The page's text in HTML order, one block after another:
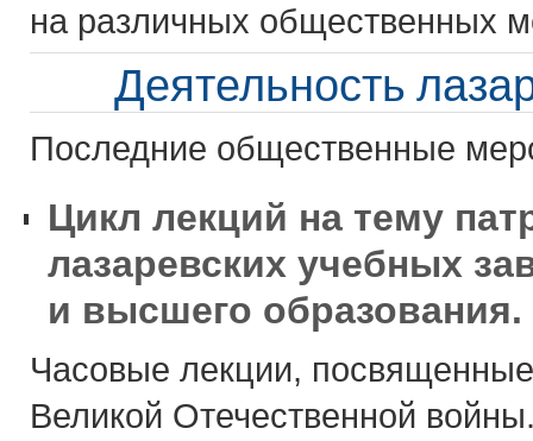
на различных общественных
Деятельность
Последние общественные
Цикл лекций на тему
лазаревских учебных
и высшего образования.
Часовые лекции,
Великой Отечественной